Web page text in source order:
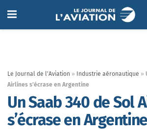
Le Journal de l'Aviation » Industrie aéronautique »
Airlines s’écrase en Argentine
Un Saab 340 de Sol
s’écrase en Argentine